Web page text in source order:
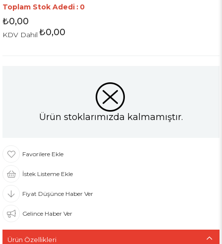
Toplam Stok Adedi : 0
₺0,00
KDV Dahil ₺0,00
Ürün stoklarımızda kalmamıştır.
Favorilere Ekle
İstek Listeme Ekle
Fiyat Düşünce Haber Ver
Gelince Haber Ver
Ürün Özellikleri